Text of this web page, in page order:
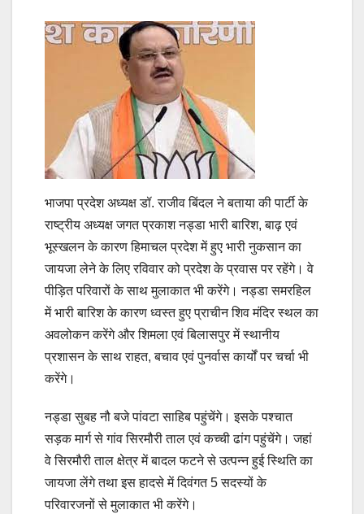
भाजपा प्रदेश अध्यक्ष डॉ. राजीव बिंदल ने बताया की पार्टी के
राष्ट्रीय अध्यक्ष जगत प्रकाश नड्डा भारी बारिश, बाढ़ एवं
भूस्खलन के कारण हिमाचल प्रदेश में हुए भारी नुकसान का
जायजा लेने के लिए रविवार को प्रदेश के प्रवास पर रहेंगे। वे
पीड़ित परिवारों के साथ मुलाकात भी करेंगे। नड्डा समरहिल
में भारी बारिश के कारण ध्वस्त हुए प्राचीन शिव मंदिर स्थल का
अवलोकन करेंगे और शिमला एवं बिलासपुर में स्थानीय
प्रशासन के साथ राहत, बचाव एवं पुनर्वास कार्यों पर चर्चा भी
करेंगे।
नड्डा सुबह नौ बजे पांवटा साहिब पहुंचेंगे। इसके पश्चात
सड़क मार्ग से गांव सिरमौरी ताल एवं कच्ची ढांग पहुंचेंगे। जहां
वे सिरमौरी ताल क्षेत्र में बादल फटने से उत्पन्न हुई स्थिति का
जायजा लेंगे तथा इस हादसे में दिवंगत 5 सदस्यों के
परिवारजनों से मुलाकात भी करेंगे।